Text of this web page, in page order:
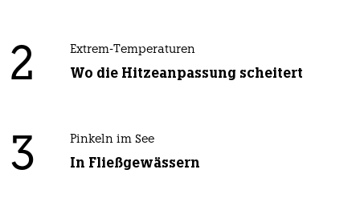
2 Extrem-Temperaturen
Wo die Hitzeanpassung scheitert
3 Pinkeln im See
In Fließgewässern